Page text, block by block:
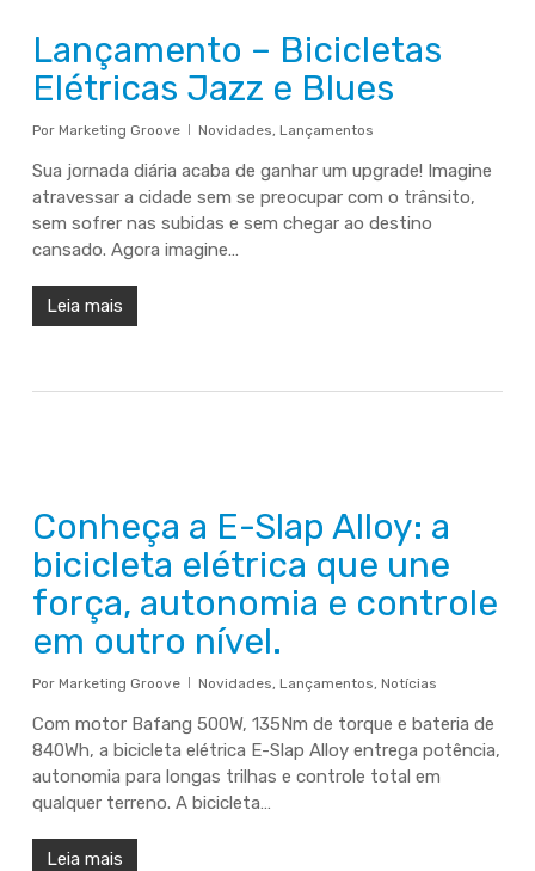
Lançamento – Bicicletas
Elétricas Jazz e Blues
Por Marketing Groove Novidades, Lançamentos
Sua jornada diária acaba de ganhar um upgrade! Imagine
atravessar a cidade sem se preocupar com o trânsito,
sem sofrer nas subidas e sem chegar ao destino
cansado. Agora imagine…
Leia mais
Conheça a E-Slap Alloy: a
bicicleta elétrica que une
força, autonomia e controle
em outro nível.
Por Marketing Groove Novidades, Lançamentos, Notícias
Com motor Bafang 500W, 135Nm de torque e bateria de
840Wh, a bicicleta elétrica E-Slap Alloy entrega potência,
autonomia para longas trilhas e controle total em
qualquer terreno. A bicicleta…
Leia mais